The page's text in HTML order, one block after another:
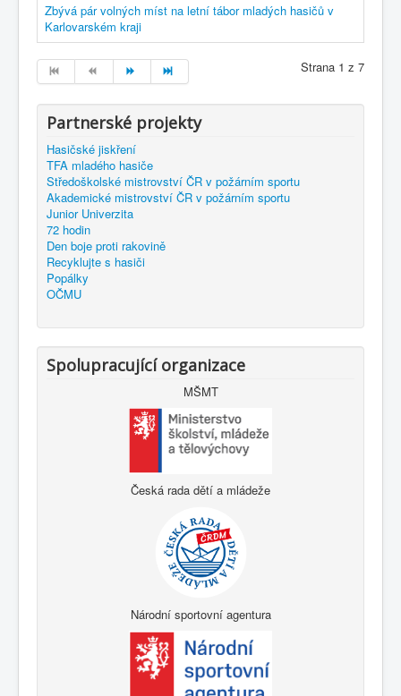
Zbývá pár volných míst na letní tábor mladých hasičů v
Karlovarském kraji
Strana 1 z 7
Partnerské projekty
Hasičské jiskření
TFA mladého hasiče
Středoškolské mistrovství ČR v požárním sportu
Akademické mistrovství ČR v požárním sportu
Junior Univerzita
72 hodin
Den boje proti rakovině
Recyklujte s hasiči
Popálky
OČMU
Spolupracující organizace
MŠMT
Česká rada dětí a mládeže
Národní sportovní agentura